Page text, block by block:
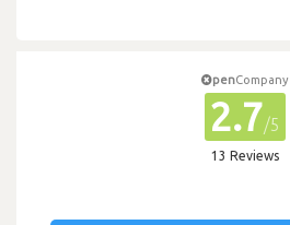
penCompany
2.7/5
13 Reviews